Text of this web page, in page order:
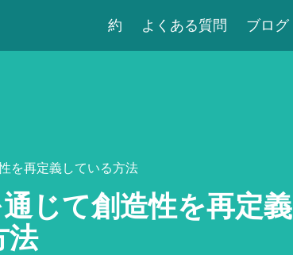
約 よくある質問 ブログ
を再定義している方法
じて創造性を再定義
法